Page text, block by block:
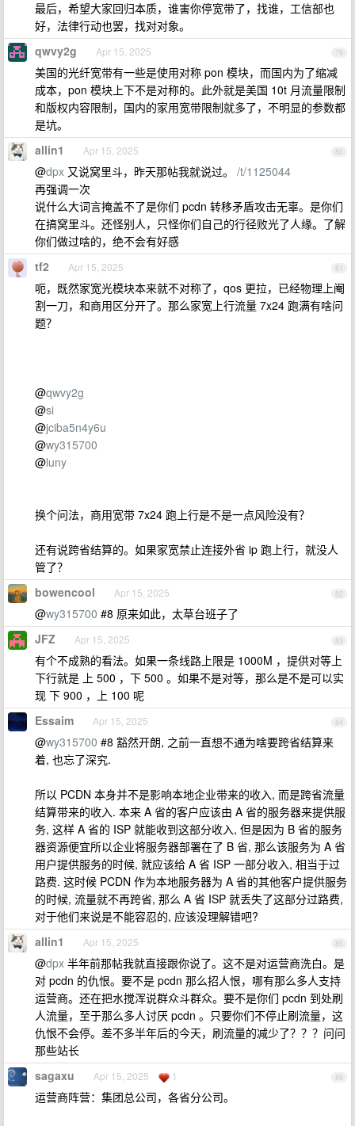
最后，希望大家回归本质，谁害你停宽带了，找谁，工信部也
好，法律行动也罢，找对对象。
79
qwvy2g Apr 15, 2025
美国的光纤宽带有一些是使用对称 pon 模块，而国内为了缩减
成本，pon 模块上下不是对称的。此外就是美国 10t 月流量限制
和版权内容限制，国内的家用宽带限制就多了，不明显的参数都
是坑。
80
allin1 Apr 15, 2025
@dpx 又说窝里斗，昨天那帖我就说过。 /t/1125044
再强调一次
说什么大词言掩盖不了是你们 pcdn 转移矛盾攻击无辜。是你们
在搞窝里斗。还怪别人，只怪你们自己的行径败光了人缘。了解
你们做过啥的，绝不会有好感
81
tf2 Apr 15, 2025
呃，既然家宽光模块本来就不对称了，qos 更拉，已经物理上阉
割一刀，和商用区分开了。那么家宽上行流量 7x24 跑满有啥问
题？
@qwvy2g
@si
@jciba5n4y6u
@wy315700
@luny
换个问法，商用宽带 7x24 跑上行是不是一点风险没有？
还有说跨省结算的。如果家宽禁止连接外省 ip 跑上行，就没人
管了？
82
bowencool Apr 15, 2025
@wy315700 #8 原来如此，太草台班子了
83
JFZ Apr 15, 2025
有个不成熟的看法。如果一条线路上限是 1000M ，提供对等上
下行就是 上 500 ，下 500 。如果不是对等，那么是不是可以实
现 下 900 ，上 100 呢
84
Essaim Apr 15, 2025
@wy315700 #8 豁然开朗, 之前一直想不通为啥要跨省结算来
着, 也忘了深究.
所以 PCDN 本身并不是影响本地企业带来的收入, 而是跨省流量
结算带来的收入. 本来 A 省的客户应该由 A 省的服务器来提供服
务, 这样 A 省的 ISP 就能收到这部分收入, 但是因为 B 省的服务
器资源便宜所以企业将服务器部署在了 B 省, 那么该服务为 A 省
用户提供服务的时候, 就应该给 A 省 ISP 一部分收入, 相当于过
路费. 这时候 PCDN 作为本地服务器为 A 省的其他客户提供服务
的时候, 流量就不再跨省, 那么 A 省 ISP 就丢失了这部分过路费,
对于他们来说是不能容忍的, 应该没理解错吧?
85
allin1 Apr 15, 2025
@dpx 半年前那帖我就直接跟你说了。这不是对运营商洗白。是
对 pcdn 的仇恨。要不是 pcdn 那么招人恨，哪有那么多人支持
运营商。还在把水搅浑说群众斗群众。要不是你们 pcdn 到处刷
人流量，至于那么多人讨厌 pcdn 。只要你们不停止刷流量，这
仇恨不会停。差不多半年后的今天，刷流量的减少了？？？问问
那些站长
86
sagaxu Apr 15, 2025 1
运营商阵营：集团总公司，各省分公司。